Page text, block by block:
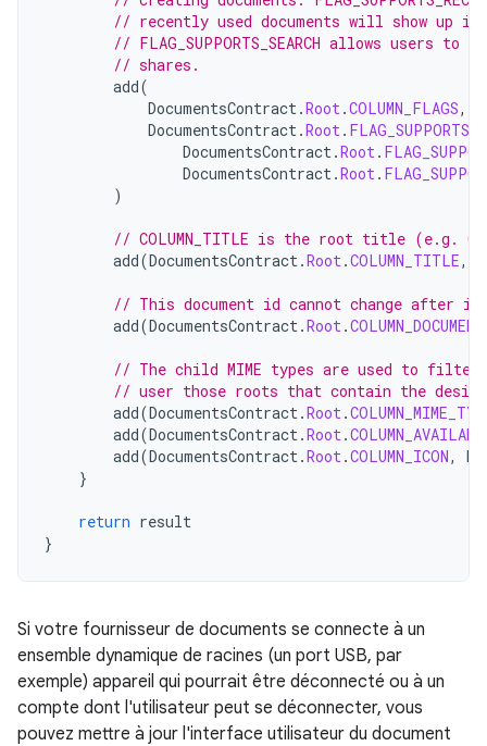
// recently used documents will show up
// FLAG_SUPPORTS_SEARCH allows users
// shares.
add(
DocumentsContract.Root.COLUMN_FLAGS,
DocumentsContract.Root.
DocumentsContract.Root.
DocumentsContract.Root.
)
// COLUMN_TITLE is the root title (e.g.
add(DocumentsContract.Root.COLUMN_TITLE,
// This document id cannot change after
add(DocumentsContract.Root.
// The child MIME types are used to
// user those roots that contain the
add(DocumentsContract.Root.
add(DocumentsContract.Root.
add(DocumentsContract.Root.COLUMN_ICON, R
}
return result
}
Si votre fournisseur de documents se connecte à un
ensemble dynamique de racines (un port USB, par
exemple) appareil qui pourrait être déconnecté ou à un
compte dont l'utilisateur peut se déconnecter, vous
pouvez mettre à jour l'interface utilisateur du document